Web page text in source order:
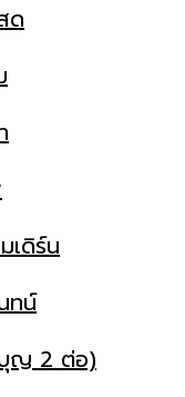
ด
เดิร์น
ทน์
ญ 2 ต่อ)